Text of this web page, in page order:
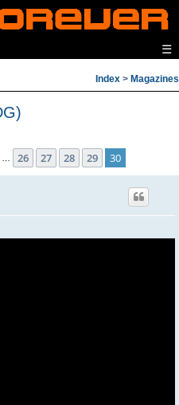
☰
Index > Magazines
sur 30
… 26 27 28 29 30